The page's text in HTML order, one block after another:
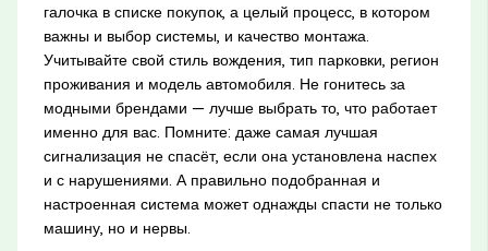
галочка в списке покупок, а целый процесс, в котором
важны и выбор системы, и качество монтажа.
Учитывайте свой стиль вождения, тип парковки, регион
проживания и модель автомобиля. Не гонитесь за
модными брендами — лучше выбрать то, что работает
именно для вас. Помните: даже самая лучшая
сигнализация не спасёт, если она установлена наспех
и с нарушениями. А правильно подобранная и
настроенная система может однажды спасти не только
машину, но и нервы.